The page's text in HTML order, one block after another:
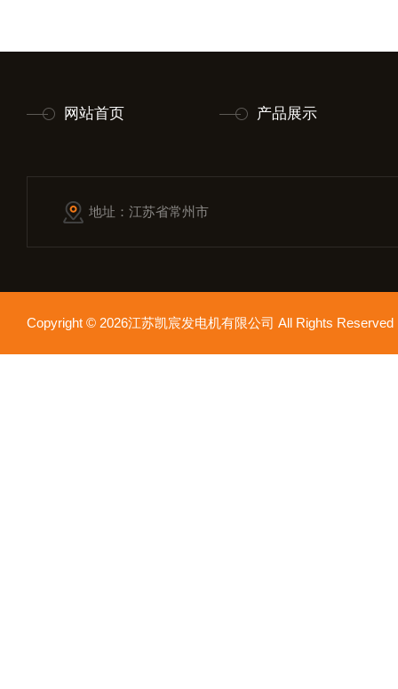
网站首页 产品展示
地址：江苏省常州市
Copyright © 2026江苏凯宸发电机有限公司 All Rights